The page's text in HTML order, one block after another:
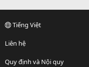
Tiếng Việt
Liên hệ
Quy định và Nội quy